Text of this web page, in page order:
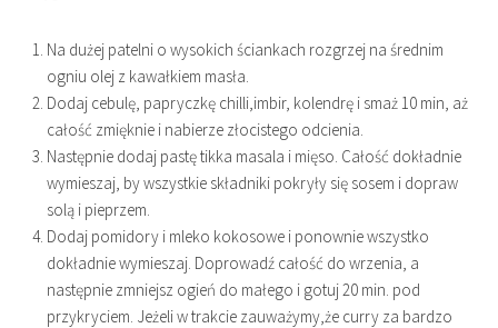
Na dużej patelni o wysokich ściankach rozgrzej na średnim
ogniu olej z kawałkiem masła.
Dodaj cebulę, papryczkę chilli,imbir, kolendrę i smaż 10 min, aż
całość zmięknie i nabierze złocistego odcienia.
Następnie dodaj pastę tikka masala i mięso. Całość dokładnie
wymieszaj, by wszystkie składniki pokryły się sosem i dopraw
solą i pieprzem.
Dodaj pomidory i mleko kokosowe i ponownie wszystko
dokładnie wymieszaj. Doprowadź całość do wrzenia, a
następnie zmniejsz ogień do małego i gotuj 20 min. pod
przykryciem. Jeżeli w trakcie zauważymy,że curry za bardzo